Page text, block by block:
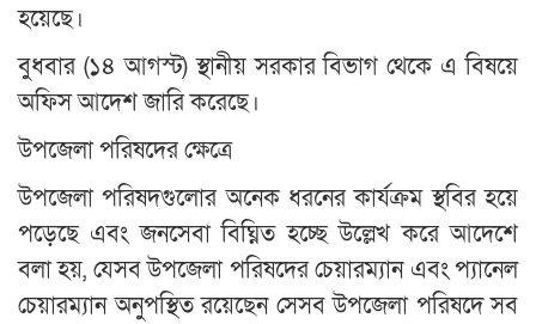
হয়েছে।
বুধবার (১৪ আগস্ট) স্থানীয় সরকার বিভাগ থেকে এ বিষয়ে
অফিস আদেশ জারি করেছে।
উপজেলা পরিষদের ক্ষেত্রে
উপজেলা পরিষদগুলোর অনেক ধরনের কার্যক্রম স্থবির হয়ে
পড়েছে এবং জনসেবা বিঘ্নিত হচ্ছে উল্লেখ করে আদেশে
বলা হয়, যেসব উপজেলা পরিষদের চেয়ারম্যান এবং প্যানেল
চেয়ারম্যান অনুপস্থিত রয়েছেন সেসব উপজেলা পরিষদে সব